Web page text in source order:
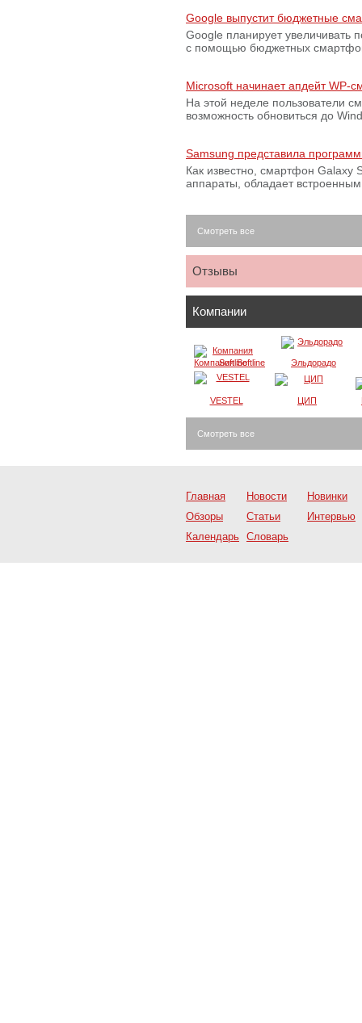
Google выпустит бюджетные
Google планирует увеличивать
с помощью бюджетных
Microsoft начинает апдейт WP-
На этой неделе пользователи
возможность обновиться до
Samsung представила
Как известно, смартфон Galaxy
аппараты, обладает
Смотреть все
Отзывы
Компании
Компания Softline Эльдорадо
VESTEL ЦИП
Смотреть все
Главная Новости
Новинки
Обзоры
Статьи
Интервью
Календарь Словарь